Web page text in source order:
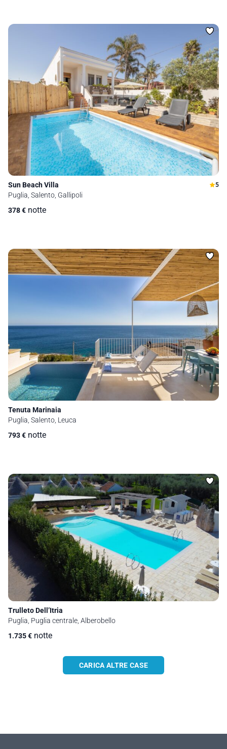
Sun Beach Villa 5
Puglia, Salento, Gallipoli
378€ notte
Tenuta Marinaia
Puglia, Salento, Leuca
793€ notte
Trulleto Dell’Itria
Puglia, Puglia centrale, Alberobello
1.735€ notte
CARICA ALTRE CASE